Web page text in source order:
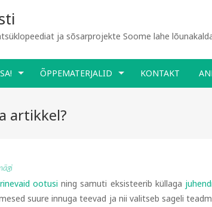
ja sõsarprojekte Soome lahe
ÕPPEMATERJALID KONTAKT
artikkel?
ootusi ning samuti eksisteerib küllaga
suure innuga teevad ja nii valitseb sageli